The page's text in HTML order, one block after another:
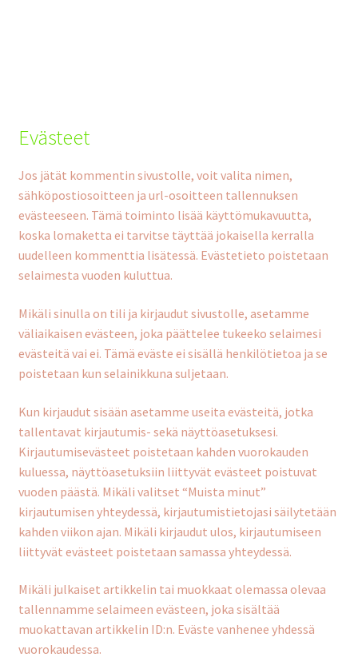
Evästeet
Jos jätät kommentin sivustolle, voit valita nimen,
sähköpostiosoitteen ja url-osoitteen tallennuksen
evästeeseen. Tämä toiminto lisää käyttömukavuutta,
koska lomaketta ei tarvitse täyttää jokaisella kerralla
uudelleen kommenttia lisätessä. Evästetieto poistetaan
selaimesta vuoden kuluttua.
Mikäli sinulla on tili ja kirjaudut sivustolle, asetamme
väliaikaisen evästeen, joka päättelee tukeeko selaimesi
evästeitä vai ei. Tämä eväste ei sisällä henkilötietoa ja se
poistetaan kun selainikkuna suljetaan.
Kun kirjaudut sisään asetamme useita evästeitä, jotka
tallentavat kirjautumis- sekä näyttöasetuksesi.
Kirjautumisevästeet poistetaan kahden vuorokauden
kuluessa, näyttöasetuksiin liittyvät evästeet poistuvat
vuoden päästä. Mikäli valitset “Muista minut”
kirjautumisen yhteydessä, kirjautumistietojasi säilytetään
kahden viikon ajan. Mikäli kirjaudut ulos, kirjautumiseen
liittyvät evästeet poistetaan samassa yhteydessä.
Mikäli julkaiset artikkelin tai muokkaat olemassa olevaa
tallennamme selaimeen evästeen, joka sisältää
muokattavan artikkelin ID:n. Eväste vanhenee yhdessä
vuorokaudessa.